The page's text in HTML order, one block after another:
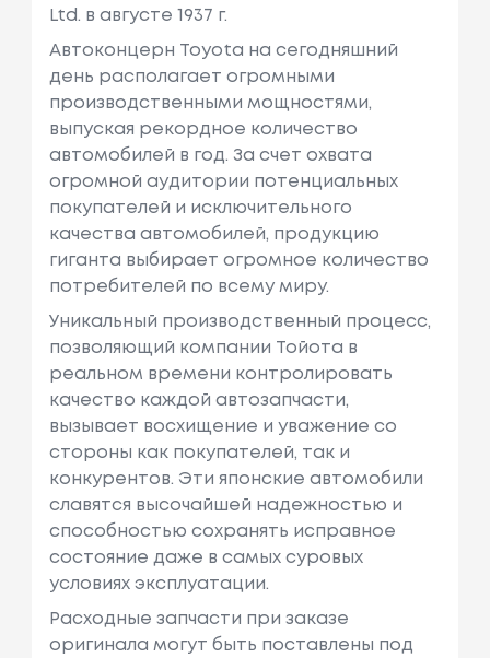
Ltd. в августе 1937 г.
Автоконцерн Toyota на сегодняшний
день располагает огромными
производственными мощностями,
выпуская рекордное количество
автомобилей в год. За счет охвата
огромной аудитории потенциальных
покупателей и исключительного
качества автомобилей, продукцию
гиганта выбирает огромное количество
потребителей по всему миру.
Уникальный производственный процесс,
позволяющий компании Тойота в
реальном времени контролировать
качество каждой автозапчасти,
вызывает восхищение и уважение со
стороны как покупателей, так и
конкурентов. Эти японские автомобили
славятся высочайшей надежностью и
способностью сохранять исправное
состояние даже в самых суровых
условиях эксплуатации.
Расходные запчасти при заказе
оригинала могут быть поставлены под